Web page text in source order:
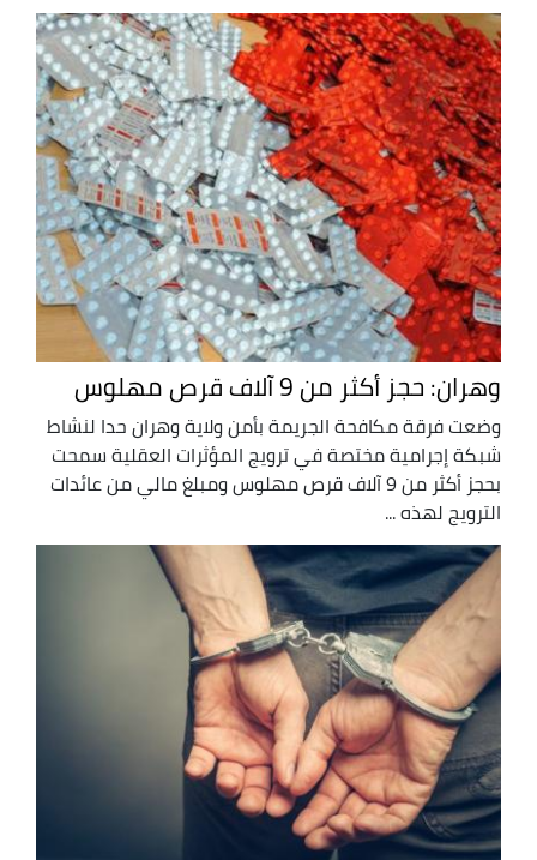
وهران: حجز أكثر من 9 آلاف قرص مهلوس
وضعت فرقة مكافحة الجريمة بأمن ولاية وهران حدا لنشاط
شبكة إجرامية مختصة في ترويج المؤثرات العقلية سمحت
بحجز أكثر من 9 آلاف قرص مهلوس ومبلغ مالي من عائدات
الترويج لهذه ...